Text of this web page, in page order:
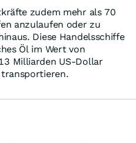
zudem mehr als 70
anzulaufen oder zu
Diese Handelsschiffe
Öl im Wert von
Milliarden US-Dollar